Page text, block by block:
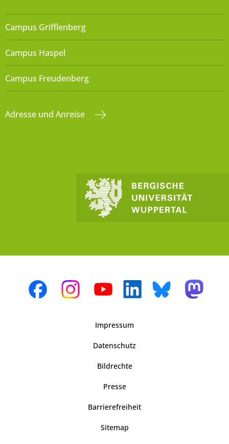
Campus Grifflenberg
Campus Haspel
Campus Freudenberg
Adresse und Anreise
Impressum
Datenschutz
Bildrechte
Presse
Barrierefreiheit
Sitemap